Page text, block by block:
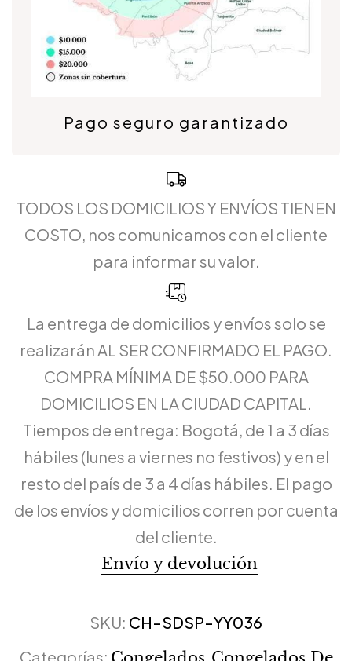
Pago seguro garantizado
TODOS LOS DOMICILIOS Y ENVÍOS TIENEN
COSTO, nos comunicamos con el cliente
para informar su valor.
La entrega de domicilios y envíos solo se
realizarán AL SER CONFIRMADO EL PAGO.
COMPRA MÍNIMA DE $50.000 PARA
DOMICILIOS EN LA CIUDAD CAPITAL.
Tiempos de entrega: Bogotá, de 1 a 3 días
hábiles (lunes a viernes no festivos) y en el
resto del país de 3 a 4 días hábiles. El pago
de los envíos y domicilios corren por cuenta
del cliente.
Envío y devolución
SKU: CH-SDSP-YY036
Categorías: